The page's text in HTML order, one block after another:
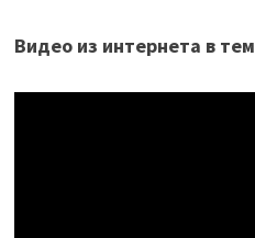
Видео из интернета в